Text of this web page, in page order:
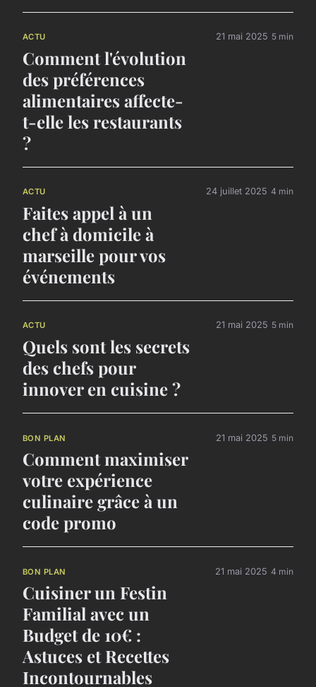
ACTU
Comment l'évolution
des préférences
alimentaires affecte-
t-elle les restaurants
?
21 mai 2025 5 min
ACTU
Faites appel à un
chef à domicile à
marseille pour vos
événements
24 juillet 2025 4 min
ACTU
Quels sont les secrets
des chefs pour
innover en cuisine ?
21 mai 2025 5 min
BON PLAN
Comment maximiser
votre expérience
culinaire grâce à un
code promo
21 mai 2025 5 min
BON PLAN
Cuisiner un Festin
Familial avec un
Budget de 10€ :
Astuces et Recettes
Incontournables
21 mai 2025 4 min